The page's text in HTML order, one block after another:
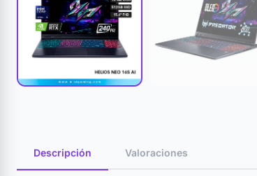
Descripción Valoraciones